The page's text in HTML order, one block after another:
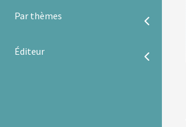
Par thèmes
Éditeur